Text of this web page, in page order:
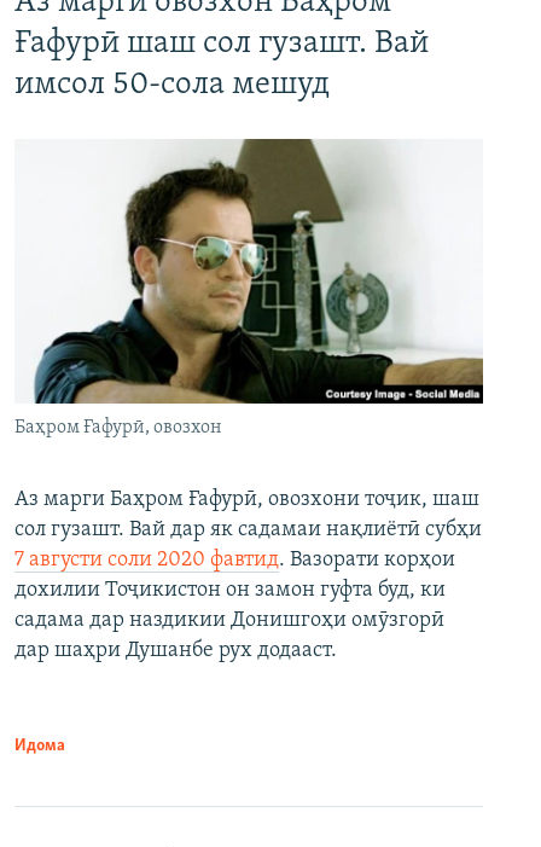
Ғафурӣ шаш сол гузашт. Вай
имсол 50-сола мешуд
Баҳром Ғафурӣ, овозхон
Аз марги Баҳром Ғафурӣ, овозхони тоҷик, шаш
сол гузашт. Вай дар як садамаи нақлиётӣ субҳи
7 августи соли 2020 фавтид. Вазорати корҳои
дохилии Тоҷикистон он замон гуфта буд, ки
садама дар наздикии Донишгоҳи омӯзгорӣ
дар шаҳри Душанбе рух додааст.
Идома